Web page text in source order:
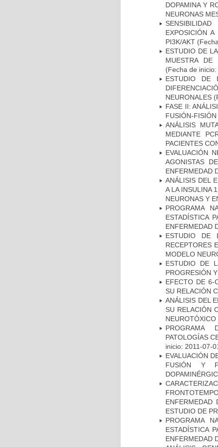
DOPAMINA Y
NEURONAS
EXPOSICIÓN
PI3K/AKT
ESTUDIO DE
MUESTRA DE
(Fecha de
ESTUDIO DE
NEURONALES
FASE II:
FUSIÓN-
ANÁLISIS
MEDIANTE
PACIENTES
EVALUACIÓN
AGONISTAS
ENFERMEDAD
ANÁLISIS DEL
A LA INSULINA
NEURONAS Y
PROGRAMA
ESTADÍSTICA
ENFERMEDAD
ESTUDIO DE
RECEPTORES
MODELO
ESTUDIO DE
PROGRESIÓN
EFECTO DE 6-
SU RELACIÓN
ANÁLISIS DEL
SU RELACIÓN
NEUROTÓXICO
PROGRAMA
PATOLOGÍAS
inicio: 2011-07-
EVALUACIÓN
FUSIÓN Y
ENFERMEDAD
ESTUDIO DE
PROGRAMA
ESTADÍSTICA
ENFERMEDAD